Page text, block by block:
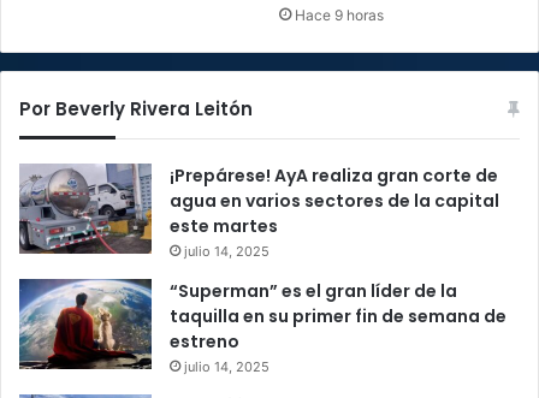
Hace 9 horas
Por Beverly Rivera Leitón
¡Prepárese! AyA realiza gran corte de
agua en varios sectores de la capital
este martes
julio 14, 2025
“Superman” es el gran líder de la
taquilla en su primer fin de semana de
estreno
julio 14, 2025